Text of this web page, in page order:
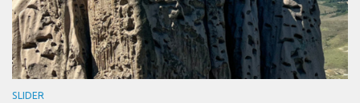
SLIDER